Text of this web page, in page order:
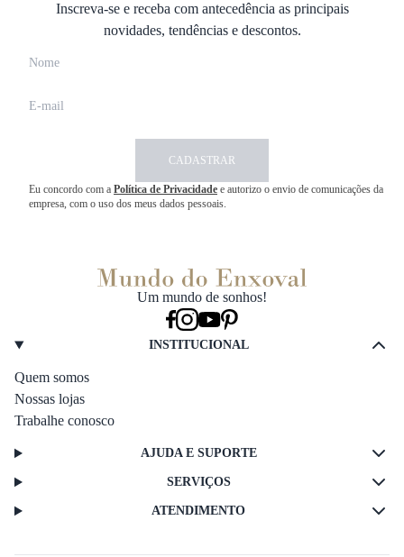
Inscreva-se e receba com antecedência as principais
novidades, tendências e descontos.
CADASTRAR
Eu concordo com a Política de Privacidade e autorizo o envio de comunicações da
empresa, com o uso dos meus dados pessoais.
Um mundo de sonhos!
INSTITUCIONAL
Quem somos
Nossas lojas
Trabalhe conosco
AJUDA E SUPORTE
SERVIÇOS
ATENDIMENTO